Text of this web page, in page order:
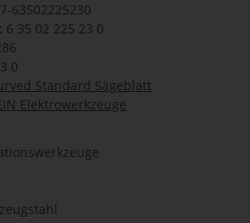
63502225230
6 35 02 225 23 0
0
Standard Sägeblatt
Elektrowerkzeuge